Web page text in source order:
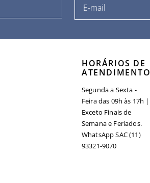
HORÁRIOS DE
ATENDIMENTO
Segunda a Sexta -
Feira das 09h às 17h |
Exceto Finais de
Semana e Feriados.
WhatsApp SAC (11)
93321-9070